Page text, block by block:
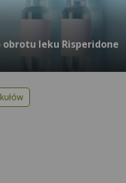
obrotu leku Risperidone